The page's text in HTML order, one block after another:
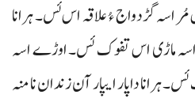
اسہ گڑد واج ءُ علاقہ اس ئس۔ ہرانا
اسہ ماڑی اس تفوک ئس۔ اوڑے اسہ
ہرانا داپار ایپار آن زندان نا منہ